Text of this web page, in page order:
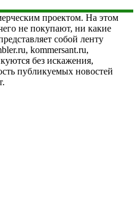
проектом. На этом
не покупают, ни какие
собой ленту
kommersant.ru,
без искажения,
публикуемых новостей